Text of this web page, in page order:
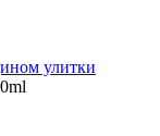
улитки